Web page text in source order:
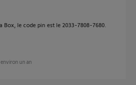
le code pin est le 2033-7808-7680.
environ un an